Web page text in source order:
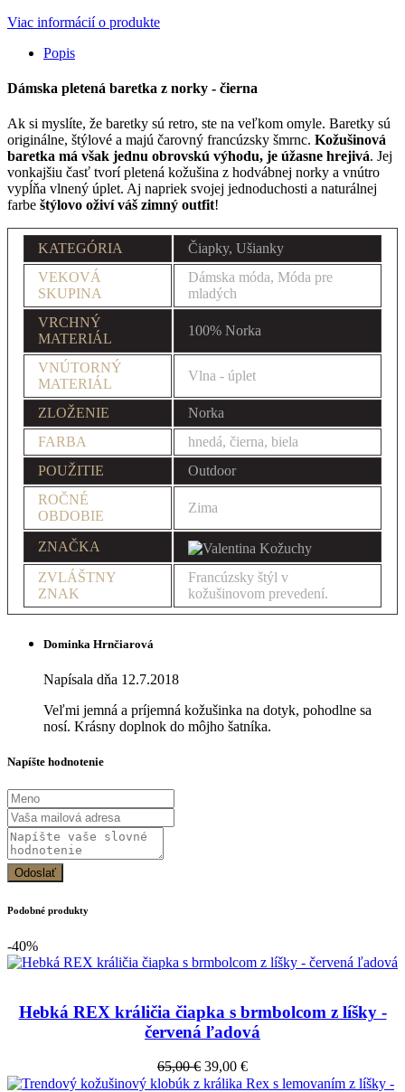
Viac informácií o produkte
Popis
Dámska pletená baretka z norky - čierna
Ak si myslíte, že baretky sú retro, ste na veľkom omyle. Baretky sú
originálne, štýlové a majú čarovný francúzsky šmrnc. Kožušinová
baretka má však jednu obrovskú výhodu, je úžasne hrejivá. Jej
vonkajšiu časť tvorí pletená kožušina z hodvábnej norky a vnútro
vypĺňa vlnený úplet. Aj napriek svojej jednoduchosti a naturálnej
farbe štýlovo oživí váš zimný outfit!
KATEGÓRIA
Čiapky, Ušianky
VEKOVÁ
SKUPINA
Dámska móda, Móda pre
mladých
VRCHNÝ
MATERIÁL
100% Norka
VNÚTORNÝ
MATERIÁL
Vlna - úplet
ZLOŽENIE
Norka
FARBA
hnedá, čierna, biela
POUŽITIE
Outdoor
ROČNÉ
OBDOBIE
Zima
ZNAČKA
ZVLÁŠTNY
ZNAK
Francúzsky štýl v
kožušinovom prevedení.
Dominka Hrnčiarová
Napísala dňa 12.7.2018
Veľmi jemná a príjemná kožušinka na dotyk, pohodlne sa
nosí. Krásny doplnok do môjho šatníka.
Napíšte hodnotenie
Odoslať
Podobné produkty
-40%
Hebká REX králičia čiapka s brmbolcom z líšky -
červená ľadová
65,00 € 39,00 €